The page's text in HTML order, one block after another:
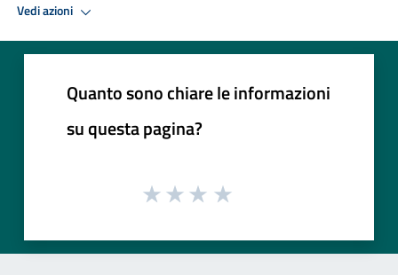
Vedi azioni
Quanto sono chiare le informazioni
su questa pagina?